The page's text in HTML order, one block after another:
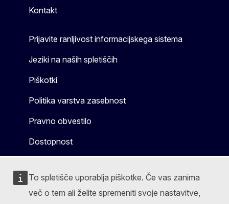
To spletišče uporablja piškotke. Če vas zanima
več o tem ali želite spremeniti svoje nastavitve,
Kontakt
Prijavite ranljivost informacijskega sistema
Jeziki na naših spletiščih
Piškotki
Politika varstva zasebnost
Pravno obvestilo
Dostopnost